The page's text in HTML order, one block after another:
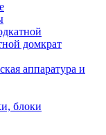
домкрат
аппаратура и
блоки